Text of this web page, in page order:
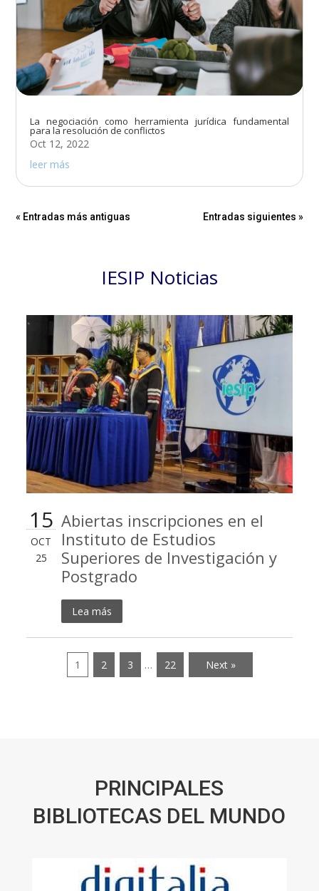
La negociación como herramienta jurídica fundamental
para la resolución de conflictos
Oct 12, 2022
leer más
« Entradas más antiguas Entradas siguientes »
IESIP Noticias
15
OCT
25
Abiertas inscripciones en el
Instituto de Estudios
Superiores de Investigación y
Postgrado
Lea más
1 2 3 … 22 Next »
PRINCIPALES
BIBLIOTECAS DEL MUNDO